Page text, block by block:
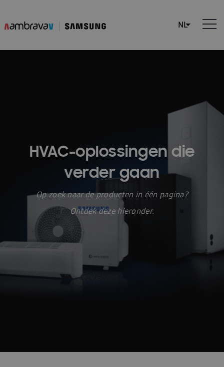
HVAC-oplossingen die
verder gaan
Op zoek naar de producten in één pagina?
Ontdek deze hieronder.